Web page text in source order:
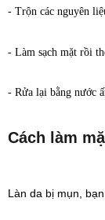
- Trộn các nguyên
- Làm sạch mặt rồi
- Rửa lại bằng nước
Cách làm
Làn da bị mụn,